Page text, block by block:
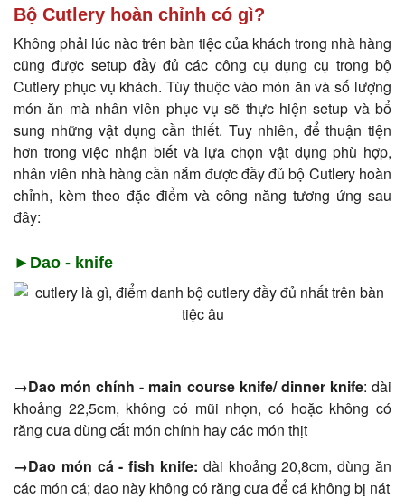
Bộ Cutlery hoàn chỉnh có gì?
Không phải lúc nào trên bàn tiệc của khách trong nhà hàng
cũng được setup đầy đủ các công cụ dụng cụ trong bộ
Cutlery phục vụ khách. Tùy thuộc vào món ăn và số lượng
món ăn mà nhân viên phục vụ sẽ thực hiện setup và bổ
sung những vật dụng cần thiết. Tuy nhiên, để thuận tiện
hơn trong việc nhận biết và lựa chọn vật dụng phù hợp,
nhân viên nhà hàng cần nắm được đầy đủ bộ Cutlery hoàn
chỉnh, kèm theo đặc điểm và công năng tương ứng sau
đây:
►Dao - knife
→Dao món chính - main course knife/ dinner knife: dài
khoảng 22,5cm, không có mũi nhọn, có hoặc không có
răng cưa dùng cắt món chính hay các món thịt
→Dao món cá - fish knife: dài khoảng 20,8cm, dùng ăn
các món cá; dao này không có răng cưa để cá không bị nát